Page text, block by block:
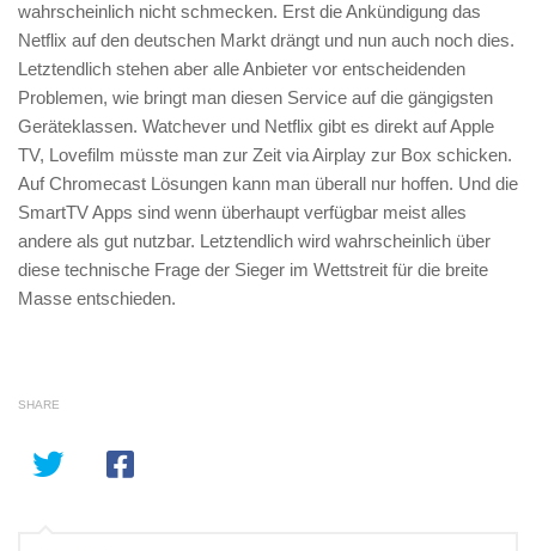
wahrscheinlich nicht schmecken. Erst die Ankündigung das
Netflix auf den deutschen Markt drängt und nun auch noch dies.
Letztendlich stehen aber alle Anbieter vor entscheidenden
Problemen, wie bringt man diesen Service auf die gängigsten
Geräteklassen. Watchever und Netflix gibt es direkt auf Apple
TV, Lovefilm müsste man zur Zeit via Airplay zur Box schicken.
Auf Chromecast Lösungen kann man überall nur hoffen. Und die
SmartTV Apps sind wenn überhaupt verfügbar meist alles
andere als gut nutzbar. Letztendlich wird wahrscheinlich über
diese technische Frage der Sieger im Wettstreit für die breite
Masse entschieden.
SHARE